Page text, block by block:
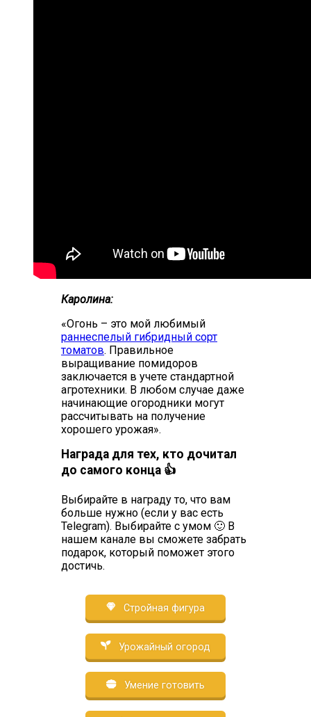
Каролина:
«Огонь – это мой любимый
раннеспелый гибридный сорт
томатов. Правильное
выращивание помидоров
заключается в учете стандартной
агротехники. В любом случае даже
начинающие огородники могут
рассчитывать на получение
хорошего урожая».
Награда для тех, кто дочитал
до самого конца 👍
Выбирайте в награду то, что вам
больше нужно (если у вас есть
Telegram). Выбирайте с умом 🙂 В
нашем канале вы сможете забрать
подарок, который поможет этого
достичь.
Стройная фигура
Урожайный огород
Умение готовить